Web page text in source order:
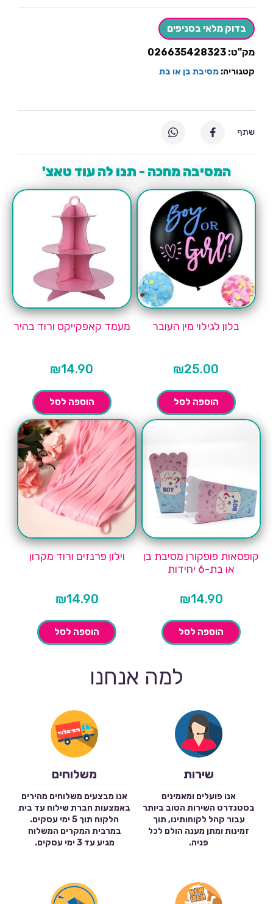
בת
ענק
בדוק מלאי בסניפים
מק"ט: 026635428323
קטגוריה: מסיבת בן או בת
המסיבה מחכה - תנו לה עוד טאצ'
בלון לגילוי מין העובר
₪25.00
הוספה לסל
מעמד קאפקייקס ורוד בהיר
₪14.90
הוספה לסל
קופסאות פופקורן מסיבת בן
או בת-6 יחידות
₪14.90
הוספה לסל
וילון פרנזים ורוד מקרון
₪14.90
הוספה לסל
שתף
למה אנחנו
שירות
אנו פועלים ומאמינים
בסטנדרט השירות הטוב ביותר
עבור קהל לקוחותינו, תוך
זמינות ומתן מענה הולם לכל
פניה.
משלוחים
אנו מבצעים משלוחים מהירים
באמצעות חברת שילוח עד בית
הלקוח תוך 5 ימי עסקים.
במרבית המקרים המשלוח
מגיע עד 3 ימי עסקים.